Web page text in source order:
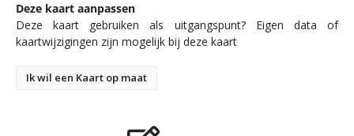
Deze kaart aanpassen
Deze kaart gebruiken als uitgangspunt? Eigen data of
kaartwijzigingen zijn mogelijk bij deze kaart
Ik wil een Kaart op maat